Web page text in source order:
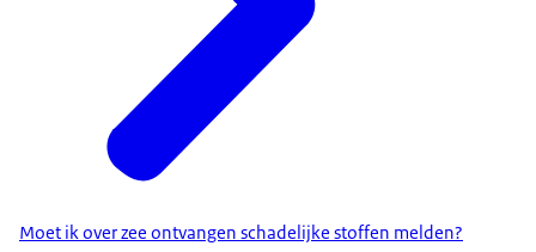
Moet ik over zee ontvangen schadelijke stoffen melden?